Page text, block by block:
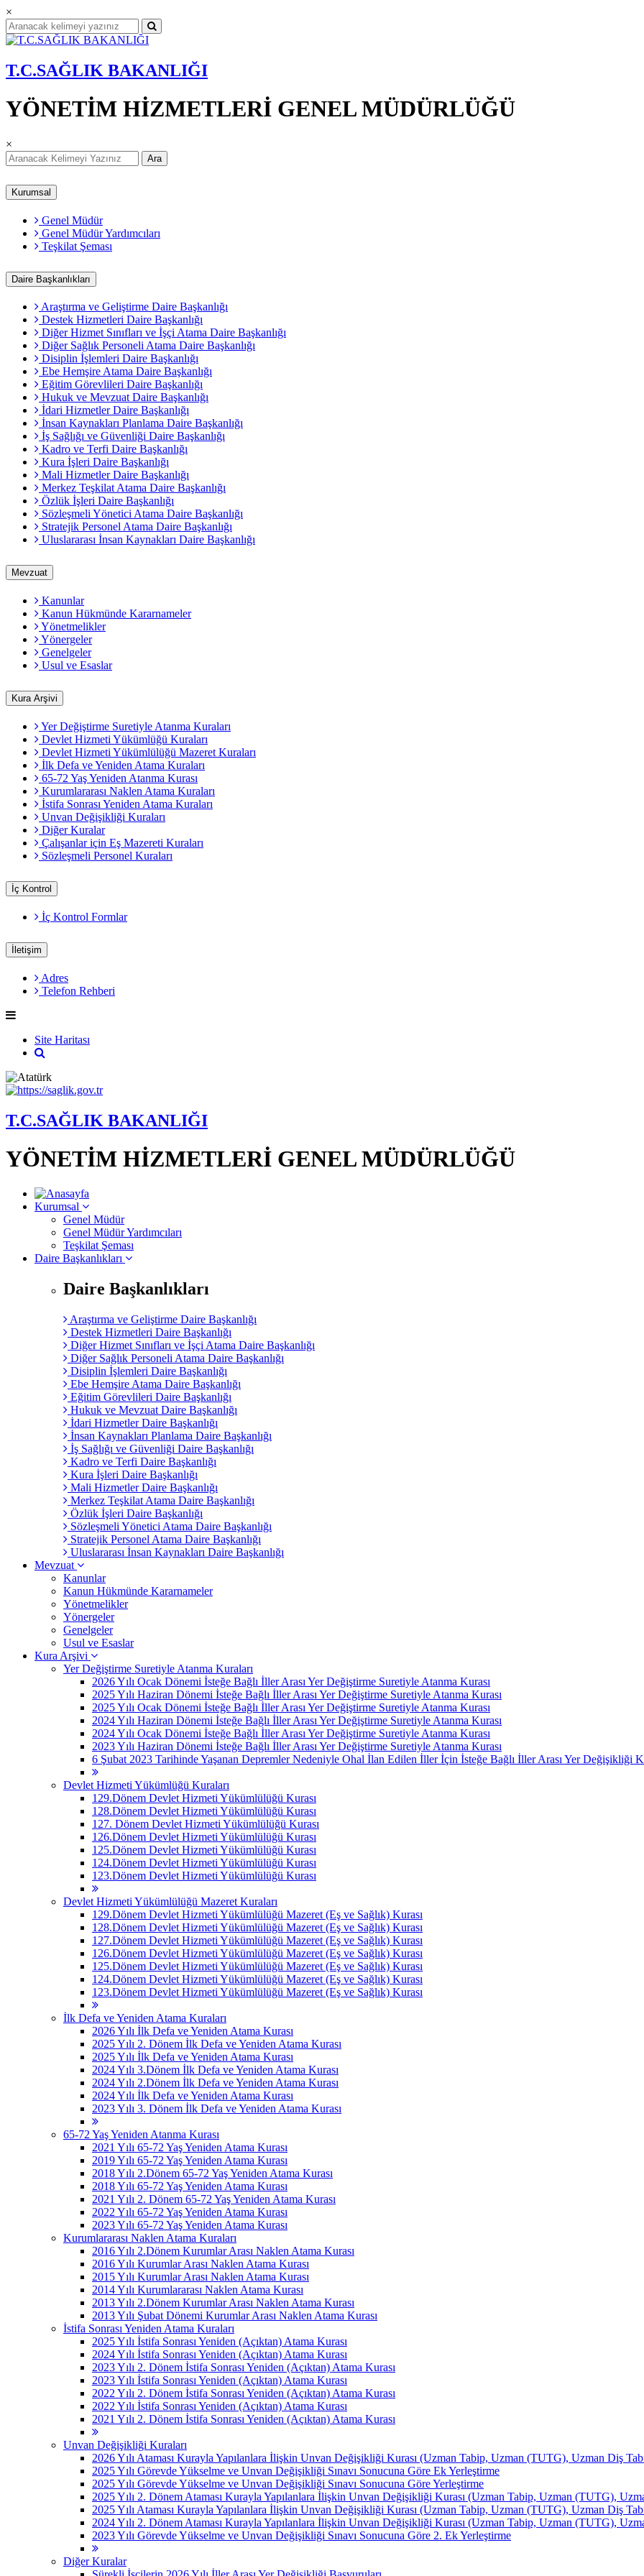
×
T.C.SAĞLIK BAKANLIĞI
YÖNETİM HİZMETLERİ GENEL MÜDÜRLÜĞÜ
×
Ara
Kurumsal
Genel Müdür
Genel Müdür Yardımcıları
Teşkilat Şeması
Daire Başkanlıkları
Araştırma ve Geliştirme Daire Başkanlığı
Destek Hizmetleri Daire Başkanlığı
Diğer Hizmet Sınıfları ve İşçi Atama Daire Başkanlığı
Diğer Sağlık Personeli Atama Daire Başkanlığı
Disiplin İşlemleri Daire Başkanlığı
Ebe Hemşire Atama Daire Başkanlığı
Eğitim Görevlileri Daire Başkanlığı
Hukuk ve Mevzuat Daire Başkanlığı
İdari Hizmetler Daire Başkanlığı
İnsan Kaynakları Planlama Daire Başkanlığı
İş Sağlığı ve Güvenliği Daire Başkanlığı
Kadro ve Terfi Daire Başkanlığı
Kura İşleri Daire Başkanlığı
Mali Hizmetler Daire Başkanlığı
Merkez Teşkilat Atama Daire Başkanlığı
Özlük İşleri Daire Başkanlığı
Sözleşmeli Yönetici Atama Daire Başkanlığı
Stratejik Personel Atama Daire Başkanlığı
Uluslararası İnsan Kaynakları Daire Başkanlığı
Mevzuat
Kanunlar
Kanun Hükmünde Kararnameler
Yönetmelikler
Yönergeler
Genelgeler
Usul ve Esaslar
Kura Arşivi
Yer Değiştirme Suretiyle Atanma Kuraları
Devlet Hizmeti Yükümlüğü Kuraları
Devlet Hizmeti Yükümlülüğü Mazeret Kuraları
İlk Defa ve Yeniden Atama Kuraları
65-72 Yaş Yeniden Atanma Kurası
Kurumlararası Naklen Atama Kuraları
İstifa Sonrası Yeniden Atama Kuraları
Unvan Değişikliği Kuraları
Diğer Kuralar
Çalışanlar için Eş Mazereti Kuraları
Sözleşmeli Personel Kuraları
İç Kontrol
İç Kontrol Formlar
İletişim
Adres
Telefon Rehberi
Site Haritası
T.C.SAĞLIK BAKANLIĞI
YÖNETİM HİZMETLERİ GENEL MÜDÜRLÜĞÜ
Kurumsal
Genel Müdür
Genel Müdür Yardımcıları
Teşkilat Şeması
Daire Başkanlıkları
Daire Başkanlıkları
Araştırma ve Geliştirme Daire Başkanlığı
Destek Hizmetleri Daire Başkanlığı
Diğer Hizmet Sınıfları ve İşçi Atama Daire Başkanlığı
Diğer Sağlık Personeli Atama Daire Başkanlığı
Disiplin İşlemleri Daire Başkanlığı
Ebe Hemşire Atama Daire Başkanlığı
Eğitim Görevlileri Daire Başkanlığı
Hukuk ve Mevzuat Daire Başkanlığı
İdari Hizmetler Daire Başkanlığı
İnsan Kaynakları Planlama Daire Başkanlığı
İş Sağlığı ve Güvenliği Daire Başkanlığı
Kadro ve Terfi Daire Başkanlığı
Kura İşleri Daire Başkanlığı
Mali Hizmetler Daire Başkanlığı
Merkez Teşkilat Atama Daire Başkanlığı
Özlük İşleri Daire Başkanlığı
Sözleşmeli Yönetici Atama Daire Başkanlığı
Stratejik Personel Atama Daire Başkanlığı
Uluslararası İnsan Kaynakları Daire Başkanlığı
Mevzuat
Kanunlar
Kanun Hükmünde Kararnameler
Yönetmelikler
Yönergeler
Genelgeler
Usul ve Esaslar
Kura Arşivi
Yer Değiştirme Suretiyle Atanma Kuraları
2026 Yılı Ocak Dönemi İsteğe Bağlı İller Arası Yer Değiştirme Suretiyle Atanma Kurası
2025 Yılı Haziran Dönemi İsteğe Bağlı İller Arası Yer Değiştirme Suretiyle Atanma Kurası
2025 Yılı Ocak Dönemi İsteğe Bağlı İller Arası Yer Değiştirme Suretiyle Atanma Kurası
2024 Yılı Haziran Dönemi İsteğe Bağlı İller Arası Yer Değiştirme Suretiyle Atanma Kurası
2024 Yılı Ocak Dönemi İsteğe Bağlı İller Arası Yer Değiştirme Suretiyle Atanma Kurası
2023 Yılı Haziran Dönemi İsteğe Bağlı İller Arası Yer Değiştirme Suretiyle Atanma Kurası
6 Şubat 2023 Tarihinde Yaşanan Depremler Nedeniyle Ohal İlan Edilen İller İçin İsteğe Bağlı İller Arası Yer Değişikliği
Devlet Hizmeti Yükümlüğü Kuraları
129.Dönem Devlet Hizmeti Yükümlülüğü Kurası
128.Dönem Devlet Hizmeti Yükümlülüğü Kurası
127. Dönem Devlet Hizmeti Yükümlülüğü Kurası
126.Dönem Devlet Hizmeti Yükümlülüğü Kurası
125.Dönem Devlet Hizmeti Yükümlülüğü Kurası
124.Dönem Devlet Hizmeti Yükümlülüğü Kurası
123.Dönem Devlet Hizmeti Yükümlülüğü Kurası
Devlet Hizmeti Yükümlülüğü Mazeret Kuraları
129.Dönem Devlet Hizmeti Yükümlülüğü Mazeret (Eş ve Sağlık) Kurası
128.Dönem Devlet Hizmeti Yükümlülüğü Mazeret (Eş ve Sağlık) Kurası
127.Dönem Devlet Hizmeti Yükümlülüğü Mazeret (Eş ve Sağlık) Kurası
126.Dönem Devlet Hizmeti Yükümlülüğü Mazeret (Eş ve Sağlık) Kurası
125.Dönem Devlet Hizmeti Yükümlülüğü Mazeret (Eş ve Sağlık) Kurası
124.Dönem Devlet Hizmeti Yükümlülüğü Mazeret (Eş ve Sağlık) Kurası
123.Dönem Devlet Hizmeti Yükümlülüğü Mazeret (Eş ve Sağlık) Kurası
İlk Defa ve Yeniden Atama Kuraları
2026 Yılı İlk Defa ve Yeniden Atama Kurası
2025 Yılı 2. Dönem İlk Defa ve Yeniden Atama Kurası
2025 Yılı İlk Defa ve Yeniden Atama Kurası
2024 Yılı 3.Dönem İlk Defa ve Yeniden Atama Kurası
2024 Yılı 2.Dönem İlk Defa ve Yeniden Atama Kurası
2024 Yılı İlk Defa ve Yeniden Atama Kurası
2023 Yılı 3. Dönem İlk Defa ve Yeniden Atama Kurası
65-72 Yaş Yeniden Atanma Kurası
2021 Yılı 65-72 Yaş Yeniden Atama Kurası
2019 Yılı 65-72 Yaş Yeniden Atama Kurası
2018 Yılı 2.Dönem 65-72 Yaş Yeniden Atama Kurası
2018 Yılı 65-72 Yaş Yeniden Atama Kurası
2021 Yılı 2. Dönem 65-72 Yaş Yeniden Atama Kurası
2022 Yılı 65-72 Yaş Yeniden Atama Kurası
2023 Yılı 65-72 Yaş Yeniden Atama Kurası
Kurumlararası Naklen Atama Kuraları
2016 Yılı 2.Dönem Kurumlar Arası Naklen Atama Kurası
2016 Yılı Kurumlar Arası Naklen Atama Kurası
2015 Yılı Kurumlar Arası Naklen Atama Kurası
2014 Yılı Kurumlararası Naklen Atama Kurası
2013 Yılı 2.Dönem Kurumlar Arası Naklen Atama Kurası
2013 Yılı Şubat Dönemi Kurumlar Arası Naklen Atama Kurası
İstifa Sonrası Yeniden Atama Kuraları
2025 Yılı İstifa Sonrası Yeniden (Açıktan) Atama Kurası
2024 Yılı İstifa Sonrası Yeniden (Açıktan) Atama Kurası
2023 Yılı 2. Dönem İstifa Sonrası Yeniden (Açıktan) Atama Kurası
2023 Yılı İstifa Sonrası Yeniden (Açıktan) Atama Kurası
2022 Yılı 2. Dönem İstifa Sonrası Yeniden (Açıktan) Atama Kurası
2022 Yılı İstifa Sonrası Yeniden (Açıktan) Atama Kurası
2021 Yılı 2. Dönem İstifa Sonrası Yeniden (Açıktan) Atama Kurası
Unvan Değişikliği Kuraları
2026 Yılı Ataması Kurayla Yapılanlara İlişkin Unvan Değişikliği Kurası (Uzman Tabip, Uzman (TUTG), Uzman Diş
2025 Yılı Görevde Yükselme ve Unvan Değişikliği Sınavı Sonucuna Göre Ek Yerleştirme
2025 Yılı Görevde Yükselme ve Unvan Değişikliği Sınavı Sonucuna Göre Yerleştirme
2025 Yılı 2. Dönem Ataması Kurayla Yapılanlara İlişkin Unvan Değişikliği Kurası (Uzman Tabip, Uzman (TUTG),
2025 Yılı Ataması Kurayla Yapılanlara İlişkin Unvan Değişikliği Kurası (Uzman Tabip, Uzman (TUTG), Uzman Diş
2024 Yılı 2. Dönem Ataması Kurayla Yapılanlara İlişkin Unvan Değişikliği Kurası (Uzman Tabip, Uzman (TUTG),
2023 Yılı Görevde Yükselme ve Unvan Değişikliği Sınavı Sonucuna Göre 2. Ek Yerleştirme
Diğer Kuralar